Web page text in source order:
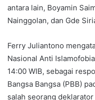
antara lain, Boyamin
Nainggolan, dan Gde
Ferry Juliantono
Nasional Anti
14:00 WIB, sebagai
Bangsa Bangsa (PBB)
salah seorang